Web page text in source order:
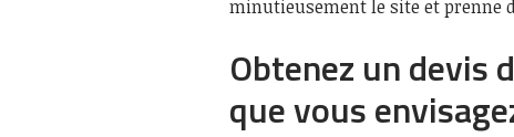
minutieusement le site et prenne
Obtenez un devis
que vous